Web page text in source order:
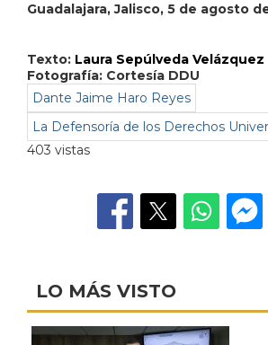
Guadalajara, Jalisco, 5 de agosto
Texto: Laura Sepúlveda Velázquez
Fotografía: Cortesía DDU
Dante Jaime Haro Reyes
La Defensoría de los Derechos
403 vistas
LO MÁS VISTO